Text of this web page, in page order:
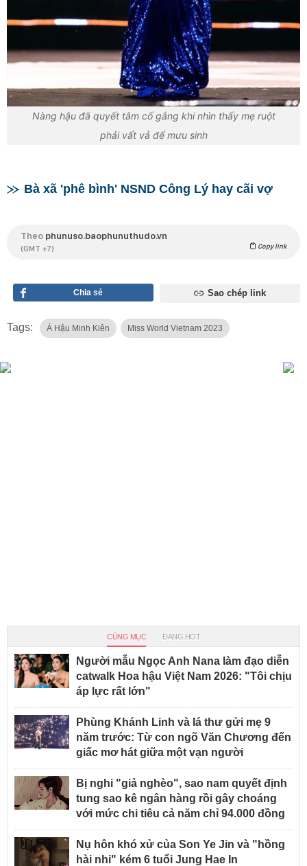
Nàng hậu đã quyết tâm cố gắng khi nhìn thấy mẹ ruột
phải vất vả để mưu sinh
Bà xã 'phê bình' NSND Công Lý hay cãi vợ
Theo phunuso.baophunuthudo.vn
(GMT +7) Copy link
Chia sẻ Sao chép link
Tags: Á Hậu Minh Kiên Miss World Vietnam 2023
CÙNG MỤC ĐANG HOT
Người mẫu Ngọc Anh Nana làm đạo diễn
catwalk Hoa hậu Việt Nam 2026: "Tôi chịu
áp lực rất lớn"
Phùng Khánh Linh và lá thư gửi mẹ 9
năm trước: Từ con ngõ Văn Chương đến
giấc mơ hát giữa một vạn người
Bị nghi "giả nghèo", sao nam quyết định
tung sao kê ngân hàng rồi gây choáng
với mức chi tiêu cả năm chỉ 94.000 đồng
Nụ hôn khó xử của Son Ye Jin và "hồng
hài nhi" kém 6 tuổi Jung Hae In